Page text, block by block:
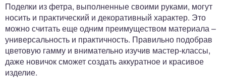
Поделки из фетра, выполненные своими руками, могут
носить и практический и декоративный характер. Это
можно считать еще одним преимуществом материала –
универсальность и практичность. Правильно подобрав
цветовую гамму и внимательно изучив мастер-классы,
даже новичок сможет создать аккуратное и красивое
изделие.